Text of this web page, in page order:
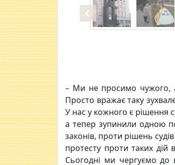
– Ми не просимо чужого, а
Просто вражає таку
У нас у кожного є рішення
а тепер зупинили одною
законів, проти рішень
протесту проти таких дій
Сьогодні ми чергуємо до